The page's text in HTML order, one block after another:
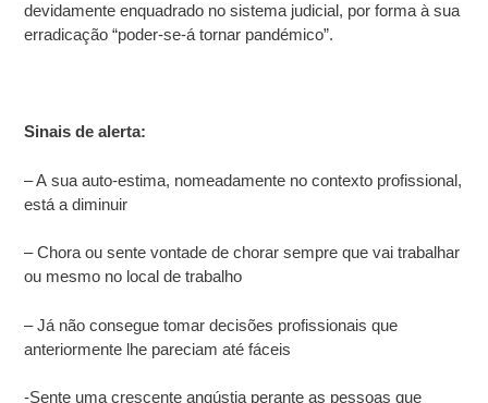
devidamente enquadrado no sistema judicial, por forma à sua
erradicação “poder-se-á tornar pandémico”.
Sinais de alerta:
– A sua auto-estima, nomeadamente no contexto profissional,
está a diminuir
– Chora ou sente vontade de chorar sempre que vai trabalhar
ou mesmo no local de trabalho
– Já não consegue tomar decisões profissionais que
anteriormente lhe pareciam até fáceis
-Sente uma crescente angústia perante as pessoas que